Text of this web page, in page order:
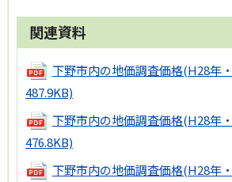
関連資料
下野市内の地価調査価格(H28年
487.9KB)
下野市内の地価調査価格(H28年
476.8KB)
下野市内の地価調査価格(H28年